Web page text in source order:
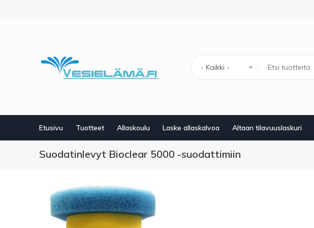
- Kaikki -
Etusivu Tuotteet Allaskoulu Laske allaskalvoa Altaan tilavuuslaskuri
Suodatinlevyt Bioclear 5000 -suodattimiin